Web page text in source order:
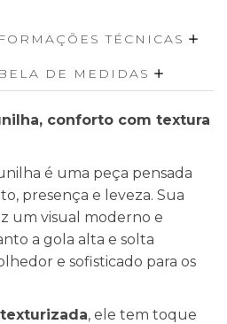
TÉCNICAS
DE MEDIDAS
conforto com textura
é uma peça pensada
presença e leveza. Sua
um visual moderno e
a gola alta e solta
e sofisticado para os
, ele tem toque